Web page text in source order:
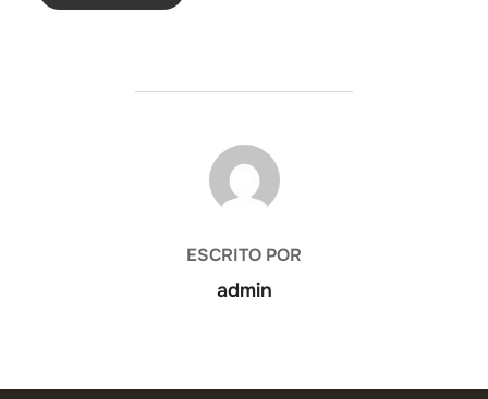
AUTOR DE LA ENTRADA
ESCRITO POR
admin